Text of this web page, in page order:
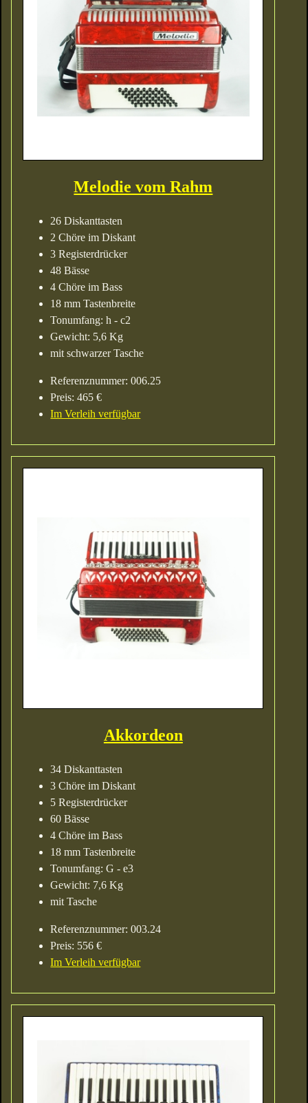
Melodie vom Rahm
26 Diskanttasten
2 Chöre im Diskant
3 Registerdrücker
48 Bässe
4 Chöre im Bass
18 mm Tastenbreite
Tonumfang: h - c2
Gewicht: 5,6 Kg
mit schwarzer Tasche
Referenznummer: 006.25
Preis: 465 €
Im Verleih verfügbar
Akkordeon
34 Diskanttasten
3 Chöre im Diskant
5 Registerdrücker
60 Bässe
4 Chöre im Bass
18 mm Tastenbreite
Tonumfang: G - e3
Gewicht: 7,6 Kg
mit Tasche
Referenznummer: 003.24
Preis: 556 €
Im Verleih verfügbar